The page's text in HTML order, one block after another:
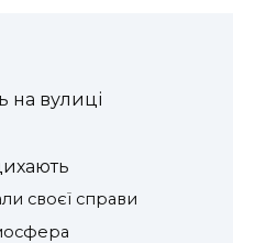
на вулиці
своєї справи